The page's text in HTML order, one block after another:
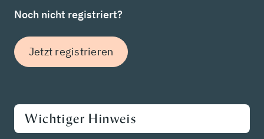
Noch nicht registriert?
Jetzt registrieren
Wichtiger Hinweis